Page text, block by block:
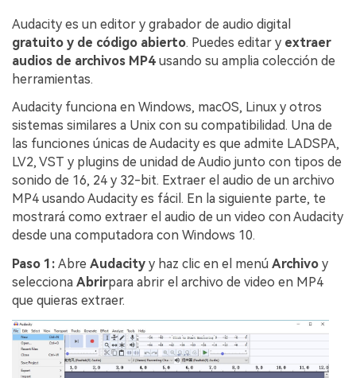
Audacity es un editor y grabador de audio digital
gratuito y de código abierto. Puedes editar y extraer
audios de archivos MP4 usando su amplia colección de
herramientas.
Audacity funciona en Windows, macOS, Linux y otros
sistemas similares a Unix con su compatibilidad. Una de
las funciones únicas de Audacity es que admite LADSPA,
LV2, VST y plugins de unidad de Audio junto con tipos de
sonido de 16, 24 y 32-bit. Extraer el audio de un archivo
MP4 usando Audacity es fácil. En la siguiente parte, te
mostrará como extraer el audio de un video con Audacity
desde una computadora con Windows 10.
Paso 1: Abre Audacity y haz clic en el menú Archivo y
selecciona Abrirpara abrir el archivo de video en MP4
que quieras extraer.